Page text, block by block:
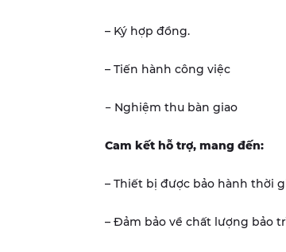
– Ký hợp đồng.
– Tiến hành công việc
− Nghiệm thu bàn giao
Cam kết hỗ trợ, mang đến:
– Thiết bị được bảo hành thời
– Đảm bảo về chất lượng bảo